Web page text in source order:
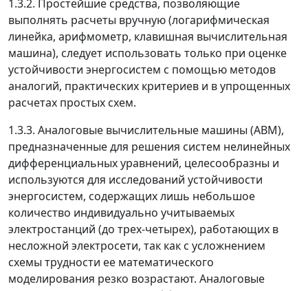
1.3.2. Простейшие средства, позволяющие
выполнять расчеты вручную (логарифмическая
линейка, арифмометр, клавишная вычислительная
машина), следует использовать только при оценке
устойчивости энергосистем с помощью методов
аналогий, практических критериев и в упрощенных
расчетах простых схем.
1.3.3. Аналоговые вычислительные машины (АВМ),
предназначенные для решения систем нелинейных
дифференциальных уравнений, целесообразны и
используются для исследований устойчивости
энергосистем, содержащих лишь небольшое
количество индивидуально учитываемых
электростанций (до трех-четырех), работающих в
несложной электросети, так как с усложнением
схемы трудности ее математического
моделирования резко возрастают. Аналоговые